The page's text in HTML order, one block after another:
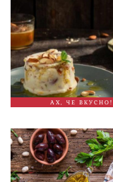
АХ, ЧЕ ВКУСНО!